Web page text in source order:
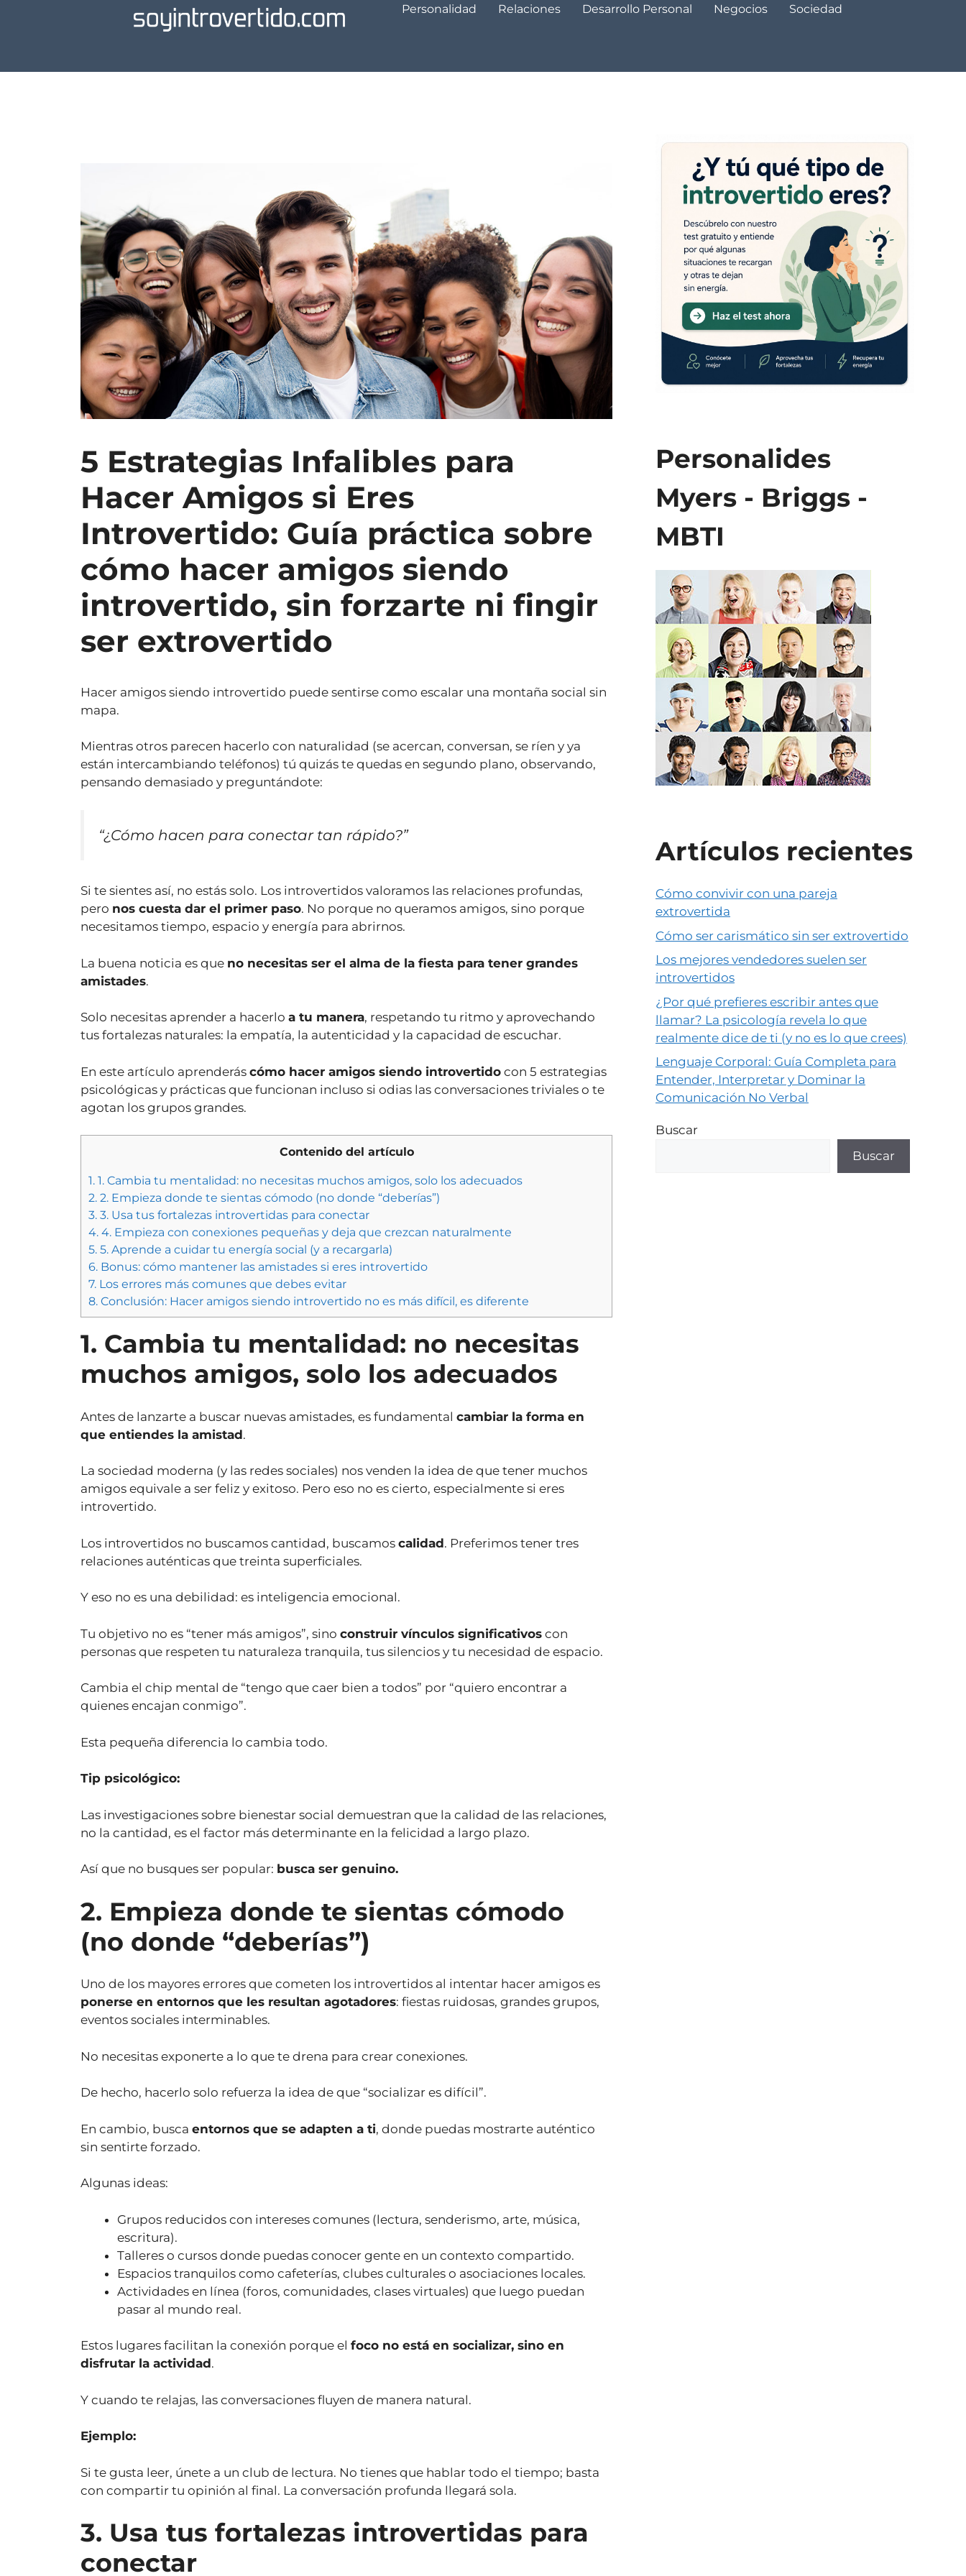
Personalidad Relaciones Desarrollo Personal Negocios Sociedad
5 Estrategias Infalibles para
Hacer Amigos si Eres
Introvertido: Guía práctica sobre
cómo hacer amigos siendo
introvertido, sin forzarte ni fingir
ser extrovertido
Hacer amigos siendo introvertido puede sentirse como escalar una montaña social sin
mapa.
Mientras otros parecen hacerlo con naturalidad (se acercan, conversan, se ríen y ya
están intercambiando teléfonos) tú quizás te quedas en segundo plano, observando,
pensando demasiado y preguntándote:
“¿Cómo hacen para conectar tan rápido?”
Si te sientes así, no estás solo. Los introvertidos valoramos las relaciones profundas,
pero nos cuesta dar el primer paso. No porque no queramos amigos, sino porque
necesitamos tiempo, espacio y energía para abrirnos.
La buena noticia es que no necesitas ser el alma de la fiesta para tener grandes
amistades.
Solo necesitas aprender a hacerlo a tu manera, respetando tu ritmo y aprovechando
tus fortalezas naturales: la empatía, la autenticidad y la capacidad de escuchar.
En este artículo aprenderás cómo hacer amigos siendo introvertido con 5 estrategias
psicológicas y prácticas que funcionan incluso si odias las conversaciones triviales o te
agotan los grupos grandes.
Contenido del artículo
1. 1. Cambia tu mentalidad: no necesitas muchos amigos, solo los adecuados
2. 2. Empieza donde te sientas cómodo (no donde “deberías”)
3. 3. Usa tus fortalezas introvertidas para conectar
4. 4. Empieza con conexiones pequeñas y deja que crezcan naturalmente
5. 5. Aprende a cuidar tu energía social (y a recargarla)
6. Bonus: cómo mantener las amistades si eres introvertido
7. Los errores más comunes que debes evitar
8. Conclusión: Hacer amigos siendo introvertido no es más difícil, es diferente
1. Cambia tu mentalidad: no necesitas
muchos amigos, solo los adecuados
Antes de lanzarte a buscar nuevas amistades, es fundamental cambiar la forma en
que entiendes la amistad.
La sociedad moderna (y las redes sociales) nos venden la idea de que tener muchos
amigos equivale a ser feliz y exitoso. Pero eso no es cierto, especialmente si eres
introvertido.
Los introvertidos no buscamos cantidad, buscamos calidad. Preferimos tener tres
relaciones auténticas que treinta superficiales.
Y eso no es una debilidad: es inteligencia emocional.
Tu objetivo no es “tener más amigos”, sino construir vínculos significativos con
personas que respeten tu naturaleza tranquila, tus silencios y tu necesidad de espacio.
Cambia el chip mental de “tengo que caer bien a todos” por “quiero encontrar a
quienes encajan conmigo”.
Esta pequeña diferencia lo cambia todo.
Tip psicológico:
Las investigaciones sobre bienestar social demuestran que la calidad de las relaciones,
no la cantidad, es el factor más determinante en la felicidad a largo plazo.
Así que no busques ser popular: busca ser genuino.
2. Empieza donde te sientas cómodo
(no donde “deberías”)
Uno de los mayores errores que cometen los introvertidos al intentar hacer amigos es
ponerse en entornos que les resultan agotadores: fiestas ruidosas, grandes grupos,
eventos sociales interminables.
No necesitas exponerte a lo que te drena para crear conexiones.
De hecho, hacerlo solo refuerza la idea de que “socializar es difícil”.
En cambio, busca entornos que se adapten a ti, donde puedas mostrarte auténtico
sin sentirte forzado.
Algunas ideas:
Grupos reducidos con intereses comunes (lectura, senderismo, arte, música,
escritura).
Talleres o cursos donde puedas conocer gente en un contexto compartido.
Espacios tranquilos como cafeterías, clubes culturales o asociaciones locales.
Actividades en línea (foros, comunidades, clases virtuales) que luego puedan
pasar al mundo real.
Estos lugares facilitan la conexión porque el foco no está en socializar, sino en
disfrutar la actividad.
Y cuando te relajas, las conversaciones fluyen de manera natural.
Ejemplo:
Si te gusta leer, únete a un club de lectura. No tienes que hablar todo el tiempo; basta
con compartir tu opinión al final. La conversación profunda llegará sola.
3. Usa tus fortalezas introvertidas para
conectar
Personalides
Myers - Briggs -
MBTI
Artículos recientes
Cómo convivir con una pareja
extrovertida
Cómo ser carismático sin ser extrovertido
Los mejores vendedores suelen ser
introvertidos
¿Por qué prefieres escribir antes que
llamar? La psicología revela lo que
realmente dice de ti (y no es lo que crees)
Lenguaje Corporal: Guía Completa para
Entender, Interpretar y Dominar la
Comunicación No Verbal
Buscar
Buscar